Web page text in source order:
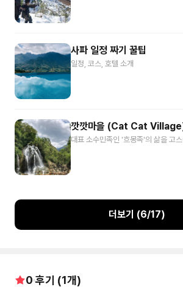
사파 일정 짜기 꿀팁
일정, 코스, 호텔 소개
깟깟마을 (Cat Cat
대표 소수민족인 '흐몽족'의 삶을 고
더보기 (6/17)
0 후기 (1개)